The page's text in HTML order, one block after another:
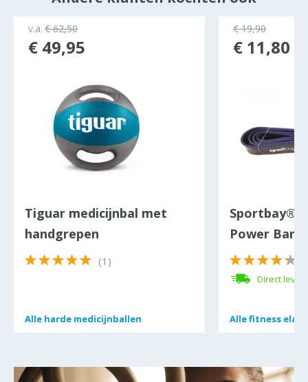
Tiguar medicijnbal met
handgrepen
(1)
Alle harde medicijnballen
Alle harde medicijnballen
v.a. € 62,50
€ 49,95
Sportbay®
Power Band
Direct
Allefitness
Allefitness
€ 19,90
€ 11,80